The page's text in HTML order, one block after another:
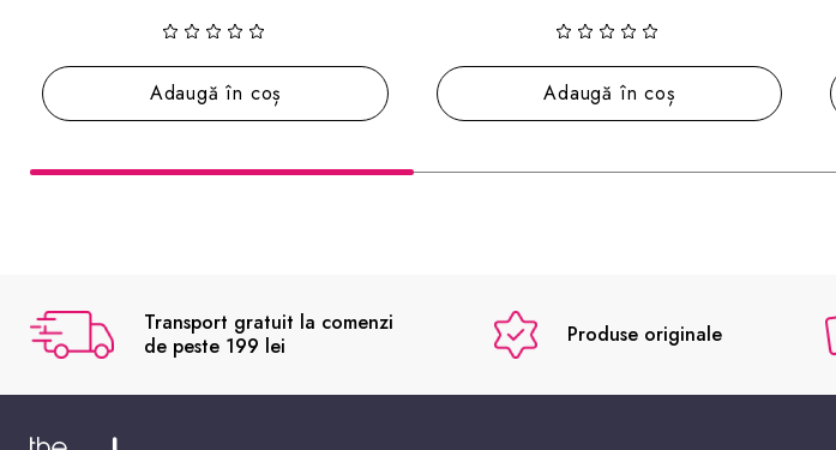
Adaugă în coș Adaugă în coș
Transport gratuit la comenzi
de peste 199 lei
Produse originale